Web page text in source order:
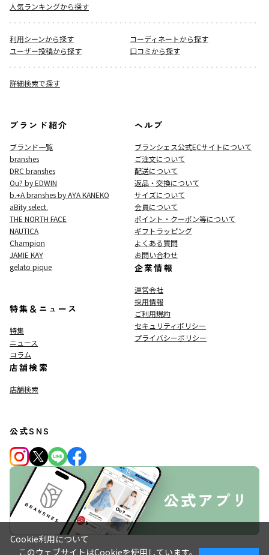
人気ランキングから探す
利用シーンから探す
コーディネートから探す
ユーザー投稿から探す
口コミから探す
詳細検索で探す
ブランド紹介
ブランド一覧
branshes
DRC branshes
Ou? by EDWIN
b.+A branshes by AYA KANEKO
aBity select.
THE NORTH FACE
NAUTICA
Champion
JAMIE KAY
gelato pique
特集＆ニュース
特集
ニュース
コラム
店舗検索
店舗検索
ヘルプ
ブランシェス公式ECサイトについて
ご注文について
配送について
返品・交換について
サイズについて
会員について
ポイント・クーポン等について
ギフトラッピング
よくある質問
お問い合わせ
企業情報
運営会社
採用情報
ご利用規約
セキュリティポリシー
プライバシーポリシー
公式SNS
Cookie利用について
このウェブサイトはCookieを使用しています。